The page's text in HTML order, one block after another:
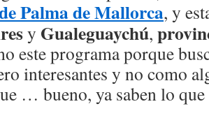
Palma de Mallorca, y
y Gualeguaychú,
este programa porque
interesantes y no como
… bueno, ya saben lo